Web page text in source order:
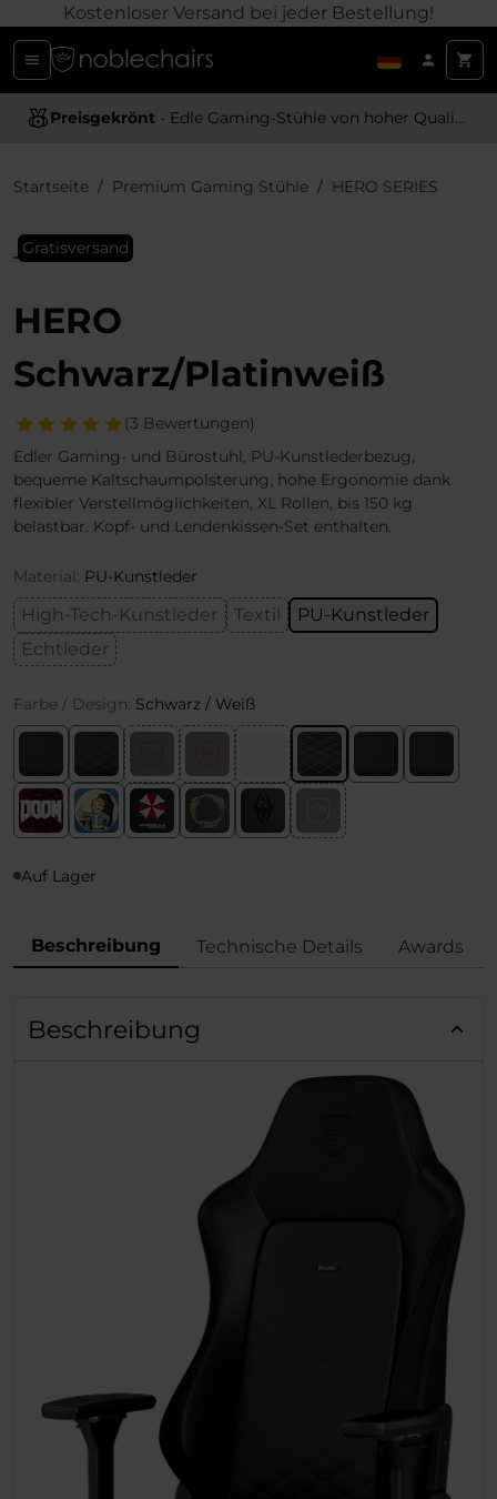
Kostenloser Versand bei jeder Bestellung!
Preisgekrönt - Edle Gaming-Stühle von hoher Qualität
Ergonomisches Design- Bietet optimale Unterstützung und Komfort
Startseite Premium Gaming Stühle HERO SERIES
Gratisversand
HERO
Schwarz/Platinweiß
(3 Bewertungen)
Edler Gaming- und Bürostuhl, PU-Kunstlederbezug,
bequeme Kaltschaumpolsterung, hohe Ergonomie dank
flexibler Verstellmöglichkeiten, XL Rollen, bis 150 kg
belastbar. Kopf- und Lendenkissen-Set enthalten.
Material: PU-Kunstleder
High-Tech-Kunstleder Textil
PU-Kunstleder
Echtleder
Farbe / Design: Schwarz / Weiß
Auf Lager
Beschreibung Technische Details Awards
Beschreibung